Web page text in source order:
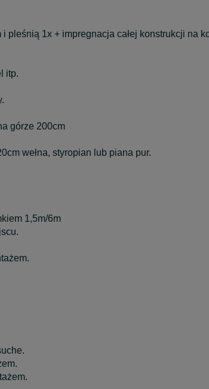
pleśnią 1x + impregnacja całej konstrukcji na
itp.
górze 200cm
wełna, styropian lub piana pur.
1,5m/6m